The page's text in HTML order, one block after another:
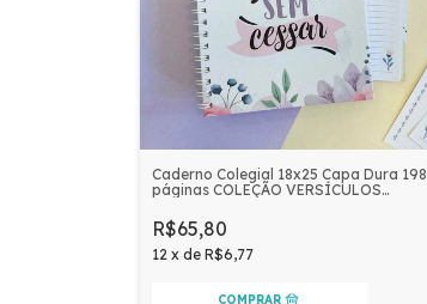
Caderno Colegial 18x25 Capa Dura 198
páginas COLEÇÃO VERSÍCULOS
R$65,80
12 x de R$6,77